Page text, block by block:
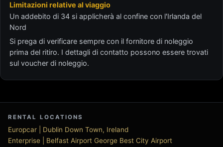
Limitazioni relative al viaggio
Un addebito di 34 si applicherà al confine con l'Irlanda del
Nord
Si prega di verificare sempre con il fornitore di noleggio
prima del ritiro. I dettagli di contatto possono essere trovati
sul voucher di noleggio.
RENTAL LOCATIONS
Europcar | Dublin Down Town, Ireland
Enterprise | Belfast Airport George Best City Airport